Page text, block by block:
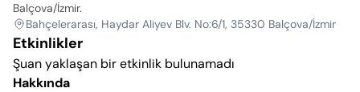
Balçova/İzmir.
Bahçelerarası, Haydar Aliyev Blv. No:6/1, 35330 Balçova/İzmir
Etkinlikler
Şuan yaklaşan bir etkinlik bulunamadı
Hakkında